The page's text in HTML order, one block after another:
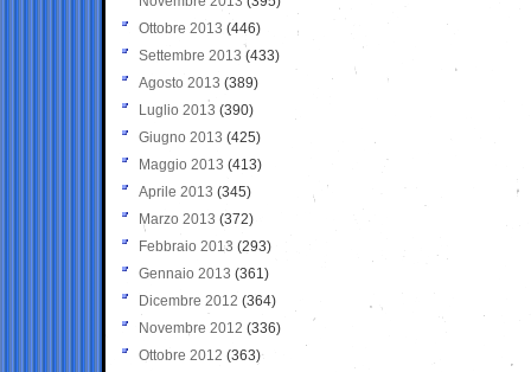
Ottobre 2013 (446)
Settembre 2013 (433)
Agosto 2013 (389)
Luglio 2013 (390)
Giugno 2013 (425)
Maggio 2013 (413)
Aprile 2013 (345)
Marzo 2013 (372)
Febbraio 2013 (293)
Gennaio 2013 (361)
Dicembre 2012 (364)
Novembre 2012 (336)
Ottobre 2012 (363)